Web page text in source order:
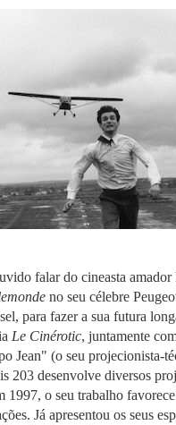
falar do cineasta
no seu célebre
para fazer a sua futura
Le Cinérotic, juntamente
Jean" (o seu projecionista-
203 desenvolve diversos
1997, o seu trabalho
Já apresentou os seus